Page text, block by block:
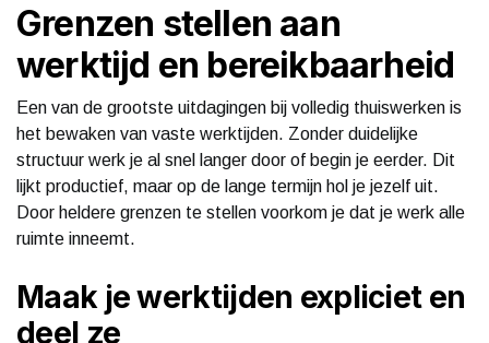
Grenzen stellen aan
werktijd en bereikbaarheid
Een van de grootste uitdagingen bij volledig thuiswerken is
het bewaken van vaste werktijden. Zonder duidelijke
structuur werk je al snel langer door of begin je eerder. Dit
lijkt productief, maar op de lange termijn hol je jezelf uit.
Door heldere grenzen te stellen voorkom je dat je werk alle
ruimte inneemt.
Maak je werktijden expliciet en
deel ze